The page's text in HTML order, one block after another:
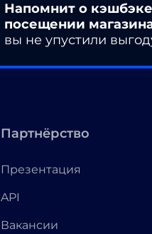
Напомнит о
посещении
вы не упустили
Партнёрство
Презентация
API
Вакансии